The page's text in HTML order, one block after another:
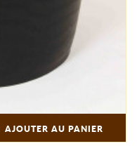
AJOUTER AU PANIER